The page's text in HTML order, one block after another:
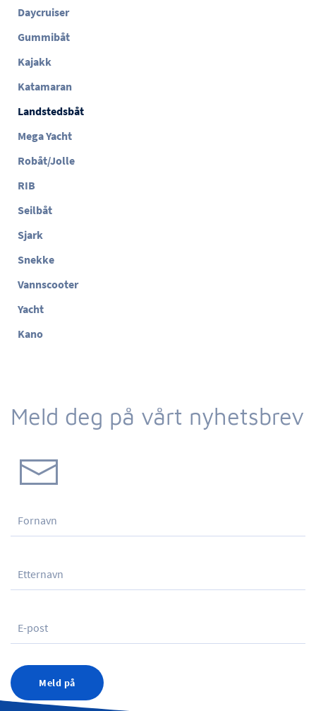
Daycruiser
Gummibåt
Kajakk
Katamaran
Landstedsbåt
Mega Yacht
Robåt/Jolle
RIB
Seilbåt
Sjark
Snekke
Vannscooter
Yacht
Kano
Meld deg på vårt nyhetsbrev
Meld på